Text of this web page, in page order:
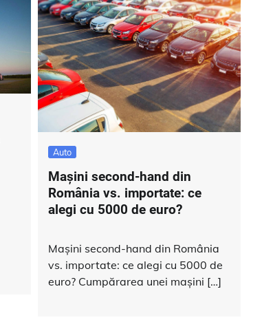
Auto
Mașini second-hand din
România vs. importate: ce
alegi cu 5000 de euro?
Mașini second-hand din România
vs. importate: ce alegi cu 5000 de
euro? Cumpărarea unei mașini […]